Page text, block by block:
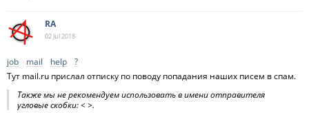
RA
02 Jul2018
job mail help
?
Тут mail.ru прислал отписку по поводу попадания наших писем в спам.
Также мы не рекомендуем использовать в имени отправителя
угловые скобки: < >.